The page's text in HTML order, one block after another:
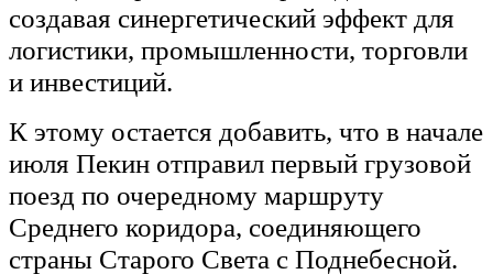
создавая синергетический эффект для
логистики, промышленности, торговли
и инвестиций.
К этому остается добавить, что в начале
июля Пекин отправил первый грузовой
поезд по очередному маршруту
Среднего коридора, соединяющего
страны Старого Света с Поднебесной.